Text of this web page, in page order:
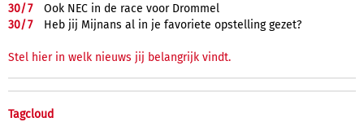
30/7
Ook NEC in de race voor Drommel
30/7 Heb jij Mijnans al in je favoriete opstelling gezet?
Stel hier in welk nieuws jij belangrijk vindt.
Tagcloud